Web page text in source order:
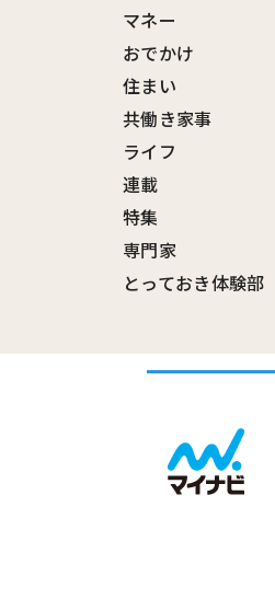
マネー
おでかけ
住まい
共働き家事
ライフ
連載
特集
専門家
とっておき体験部